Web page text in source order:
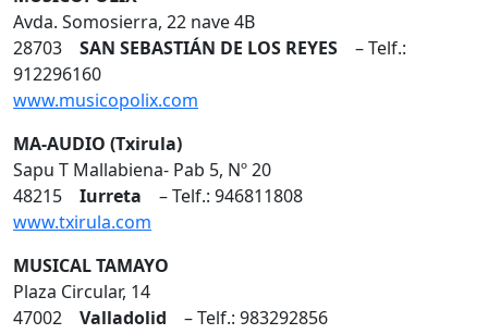
Avda. Somosierra, 22 nave 4B
28703 SAN SEBASTIÁN DE LOS REYES
– Telf.:
912296160
www.musicopolix.com
MA-AUDIO (Txirula)
Sapu T Mallabiena- Pab 5, Nº 20
48215 Iurreta – Telf.: 946811808
www.txirula.com
MUSICAL TAMAYO
Plaza Circular, 14
47002 Valladolid – Telf.: 983292856